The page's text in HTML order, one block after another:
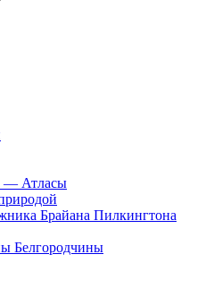
— Атласы
Брайана Пилкингтона
Белгородчины